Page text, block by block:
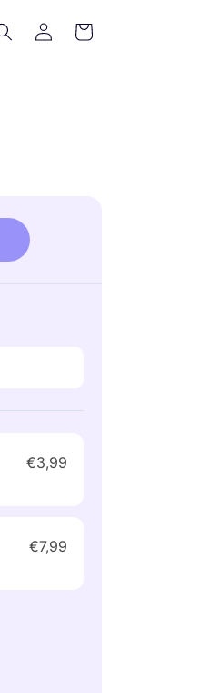
connecter
Panier
€3,99
€7,99